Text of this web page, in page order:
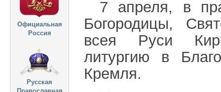
7 апреля, в
Богородицы,
всея Руси
литургию в
Кремля.
Официальная
Россия
Русская